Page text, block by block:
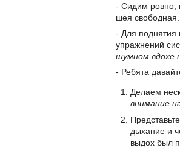
- Сидим ровно,
шея свободная.
- Для поднятия
упражнений
шумном вдохе
- Ребята
Делаем
внимание
дыхание и
выдох был